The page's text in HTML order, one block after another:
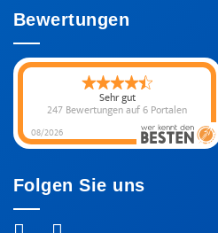
Bewertungen
Sehr gut
247 Bewertungenauf 6 Portalen
08/2026
Folgen Sie uns